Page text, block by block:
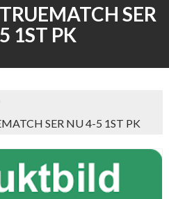
SER
1ST PK
SER NU 4-5 1ST PK